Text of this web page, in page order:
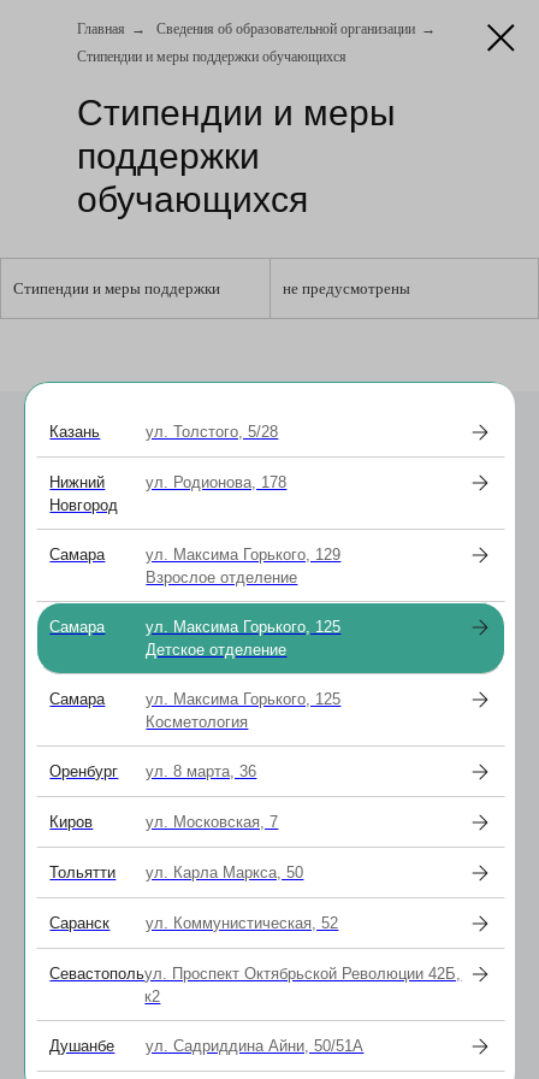
Главная → Сведения об образовательной организации →
Стипендии и меры поддержки обучающихся
Стипендии и меры
поддержки
обучающихся
Стипендии и меры поддержки не предусмотрены
+7 (843) 226-02-12
Позвоните мне
info@smotriclinic.ru
420 012, РТ, г. Казань, ул. Щапова, зд. 26, корп.2,
пом.1113 (помещ. 5 этажа, совокупность позиций
Услуги
Прайс
Пациентам
Контакты
выдана Министерством здравоохранения
Республики Татарстан 24 декабря 2019 года
© Смотри клиника
Мы используем файлы «куки (cookies)»,сервисы веб-
Казань ул. Толстого, 5/28
Нижний
Новгород
ул. Родионова, 178
Самара
ул. Максима Горького, 129
Взрослое отделение
Самара
ул. Максима Горького, 125
Детское отделение
Самара
ул. Максима Горького, 125
Косметология
Оренбург ул. 8 марта, 36
Киров ул. Московская, 7
Тольятти ул. Карла Маркса, 50
Саранск ул. Коммунистическая, 52
Севастопольул. Проспект Октябрьской Революции 42Б,
к2
Душанбе ул. Садриддина Айни, 50/51А